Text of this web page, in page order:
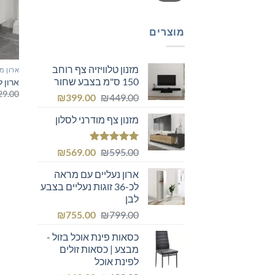
מוצרים
מזנון טלוויזיה צף רוחב
150 ס"מ בצבע שחור
₪449.00
המחיר
היה:
₪449.00.
₪399.00
המחיר
הוא:מזנון צף מודרני לסלון
דורג5.00
₪595.00
המחיר
היה:
₪595.00.
₪569.00
המחיר
הוא:
₪569.00.
ארון נעליים עם מראה
לכ-36 זוגות נעליים בצבע
לבן
₪799.00
המחיר
היה:
₪799.00.
₪755.00
המחיר
הוא:
כסאות פינת אוכל בזול -
מבצע | כסאות זולים
לפינת אוכל
ארון
ארון